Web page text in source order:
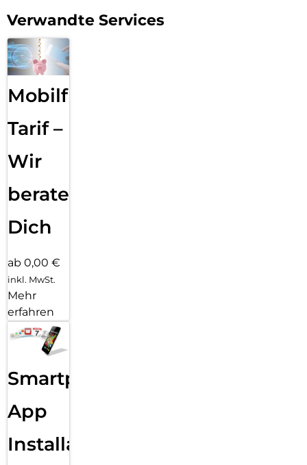
Verwandte Services
Mobilfunk
Tarif –
Wir
beraten
Dich
ab 0,00 €
inkl. MwSt.
Mehr
erfahren
Smartphone
App
Installation